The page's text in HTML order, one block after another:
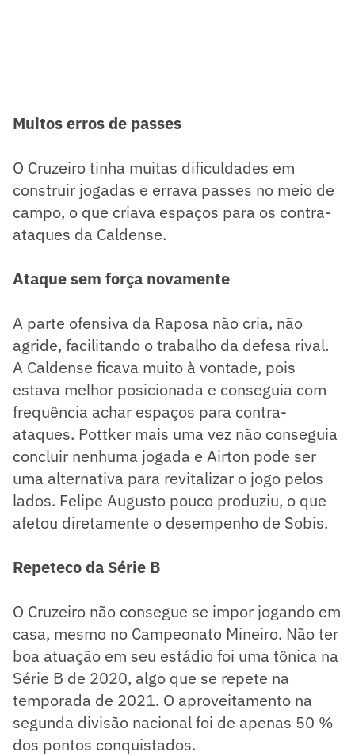
Muitos erros de passes
O Cruzeiro tinha muitas dificuldades em
construir jogadas e errava passes no meio de
campo, o que criava espaços para os contra-
ataques da Caldense.
Ataque sem força novamente
A parte ofensiva da Raposa não cria, não
agride, facilitando o trabalho da defesa rival.
A Caldense ficava muito à vontade, pois
estava melhor posicionada e conseguia com
frequência achar espaços para contra-
ataques. Pottker mais uma vez não conseguia
concluir nenhuma jogada e Airton pode ser
uma alternativa para revitalizar o jogo pelos
lados. Felipe Augusto pouco produziu, o que
afetou diretamente o desempenho de Sobis.
Repeteco da Série B
O Cruzeiro não consegue se impor jogando em
casa, mesmo no Campeonato Mineiro. Não ter
boa atuação em seu estádio foi uma tônica na
Série B de 2020, algo que se repete na
temporada de 2021. O aproveitamento na
segunda divisão nacional foi de apenas 50 %
dos pontos conquistados.